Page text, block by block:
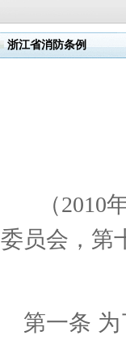
浙江省消防条例
（2010
委员会，第
第一条